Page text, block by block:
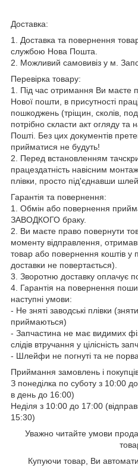
Доставка:
1. Доставка та повернення
службою Нова Пошта.
2. Можливий самовивіз у м.
Перевірка товару:
1. Під час отримання Ви маєте
Нової пошти, в присутності
пошкоджень (тріщин, сколів,
потрібно скласти акт огляду та
Пошті. Без цих документів
прийматися не будуть!
2. Перед встановленням
працездатність навісним
плівки, просто під'єднавши
Гарантія та повернення:
1. Обмін або повернення
ЗАВОДКОГО браку.
2. Ви маєте право повернути
моменту відправлення,
товар або повернення коштів у
доставки не повертається).
3. Зворотню доставку оплачує
4. Гарантія на повернення
наступні умови:
- Не зняті заводські плівки
приймаються)
- Запчастина не має видимих
слідів втручання у цілісність
- Шлейфи не погнуті та не
Приймання замовлень і
З понеділка по суботу з 10:00
в день до 16:00)
Неділя з 10:00 до 17:00
15:30)
Уважно читайте умови
Купуючи товар, Ви